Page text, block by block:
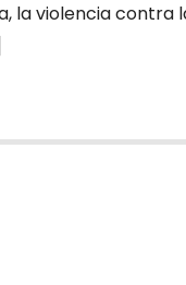
la violencia contra